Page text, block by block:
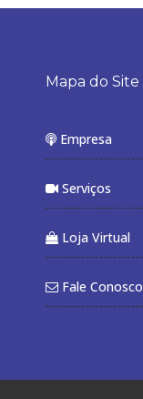
Mapa do Site
Empresa
Serviços
Loja Virtual
Fale Conosco